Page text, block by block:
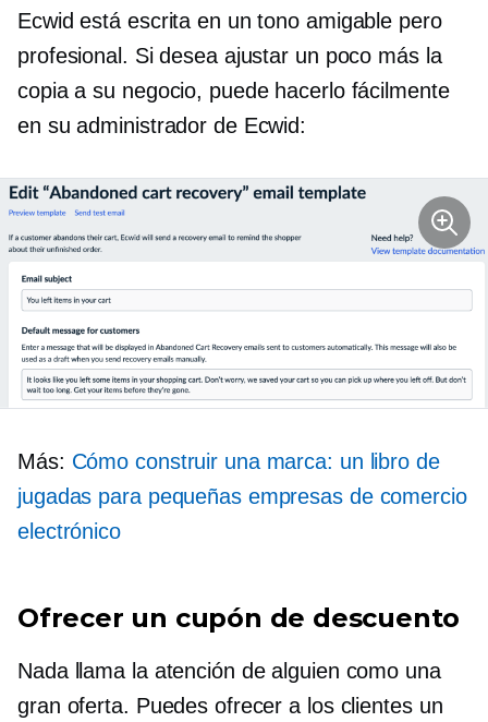
Ecwid está escrita en un tono amigable pero
profesional. Si desea ajustar un poco más la
copia a su negocio, puede hacerlo fácilmente
en su administrador de Ecwid:
Más: Cómo construir una marca: un libro de
jugadas para pequeñas empresas de comercio
electrónico
Ofrecer un cupón de descuento
Nada llama la atención de alguien como una
gran oferta. Puedes ofrecer a los clientes un